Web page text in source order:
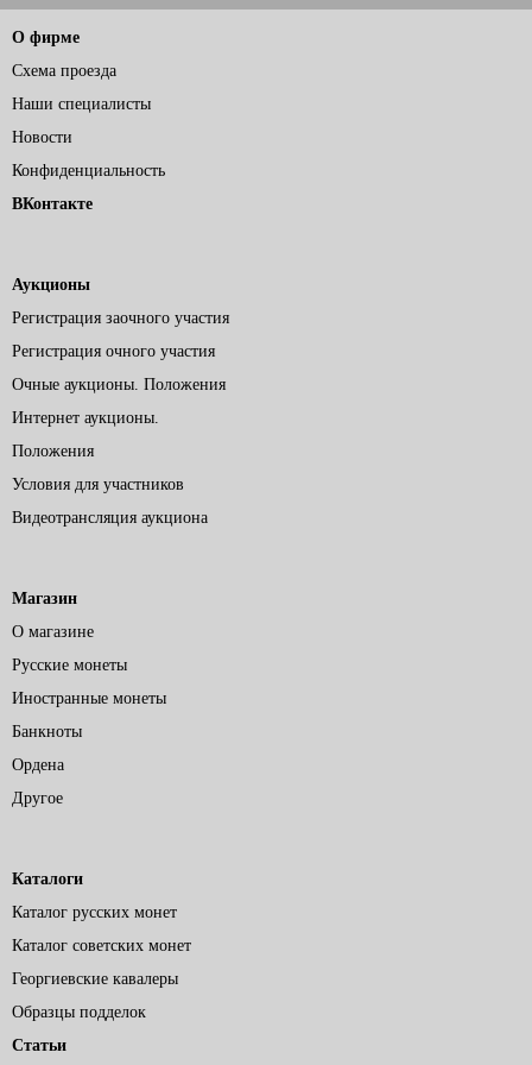
О фирме
Схема проезда
Наши специалисты
Новости
Конфиденциальность
ВКонтакте
Аукционы
Регистрация заочного участия
Регистрация очного участия
Очные аукционы. Положения
Интернет аукционы.
Положения
Условия для участников
Видеотрансляция аукциона
Магазин
О магазине
Русские монеты
Иностранные монеты
Банкноты
Ордена
Другое
Каталоги
Каталог русских монет
Каталог советских монет
Георгиевские кавалеры
Образцы подделок
Статьи